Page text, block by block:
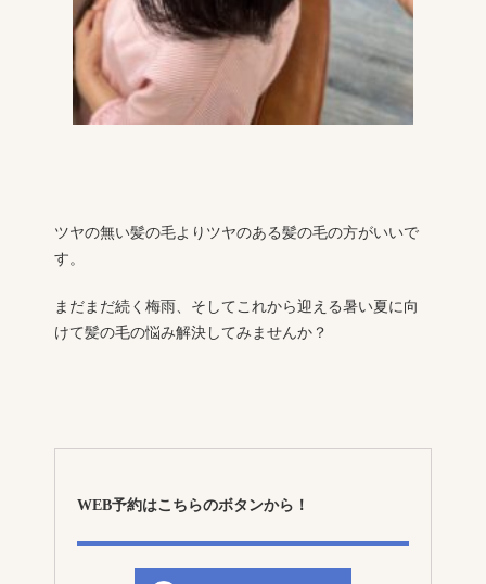
ㅤㅤㅤㅤㅤㅤㅤㅤㅤㅤㅤㅤㅤツヤの無い髪の毛よりツヤのある髪の毛の方がいいで
す。
まだまだ続く梅雨、そしてこれから迎える暑い夏に向
けて髪の毛の悩み解決してみませんか？
WEB予約はこちらのボタンから！